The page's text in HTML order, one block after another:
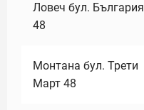
Ловеч бул. България
48
Монтана бул. Трети
Март 48